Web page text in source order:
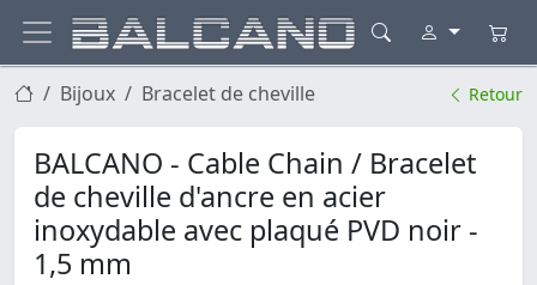
Bijoux Bracelet de cheville Retour
BALCANO - Cable Chain / Bracelet
de cheville d'ancre en acier
inoxydable avec plaqué PVD noir -
1,5 mm